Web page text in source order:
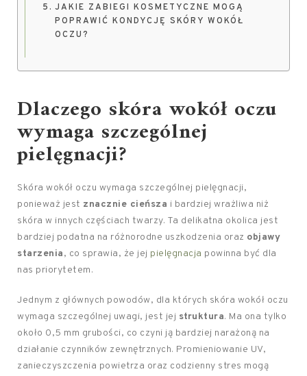
JAKIE ZABIEGI KOSMETYCZNE MOGĄ
POPRAWIĆ KONDYCJĘ SKÓRY WOKÓŁ
OCZU?
Dlaczego skóra wokół oczu
wymaga szczególnej
pielęgnacji?
Skóra wokół oczu wymaga szczególnej pielęgnacji,
ponieważ jest znacznie cieńsza i bardziej wrażliwa niż
skóra w innych częściach twarzy. Ta delikatna okolica jest
bardziej podatna na różnorodne uszkodzenia oraz objawy
starzenia, co sprawia, że jej pielęgnacja powinna być dla
nas priorytetem.
Jednym z głównych powodów, dla których skóra wokół oczu
wymaga szczególnej uwagi, jest jej struktura. Ma ona tylko
około 0,5 mm grubości, co czyni ją bardziej narażoną na
działanie czynników zewnętrznych. Promieniowanie UV,
zanieczyszczenia powietrza oraz codzienny stres mogą